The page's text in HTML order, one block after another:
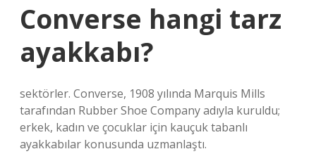
Converse hangi tarz
ayakkabı?
sektörler. Converse, 1908 yılında Marquis Mills
tarafından Rubber Shoe Company adıyla kuruldu;
erkek, kadın ve çocuklar için kauçuk tabanlı
ayakkabılar konusunda uzmanlaştı.